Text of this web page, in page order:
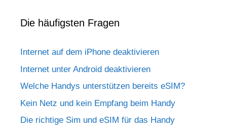
Die häufigsten Fragen
Internet auf dem iPhone deaktivieren
Internet unter Android deaktivieren
Welche Handys unterstützen bereits eSIM?
Kein Netz und kein Empfang beim Handy
Die richtige Sim und eSIM für das Handy